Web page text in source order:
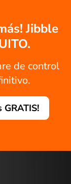
Jibble
de control